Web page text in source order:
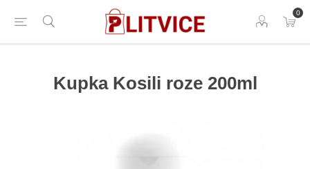
0
Kupka Kosili roze 200ml